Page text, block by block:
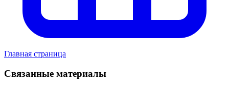
Главная страница
Связанные материалы